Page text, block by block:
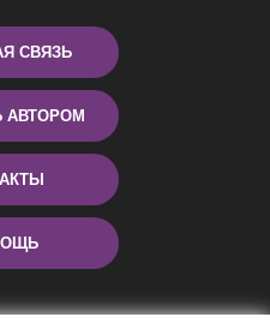
СВЯЗЬ
АВТОРОМ